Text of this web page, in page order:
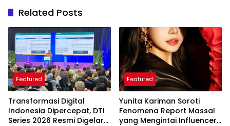
Related Posts
Featured
Transformasi Digital
Indonesia Dipercepat, DTI
Series 2026 Resmi Digelar
Featured
Yunita Kariman Soroti
Fenomena Report Massal
yang Mengintai Influencer,